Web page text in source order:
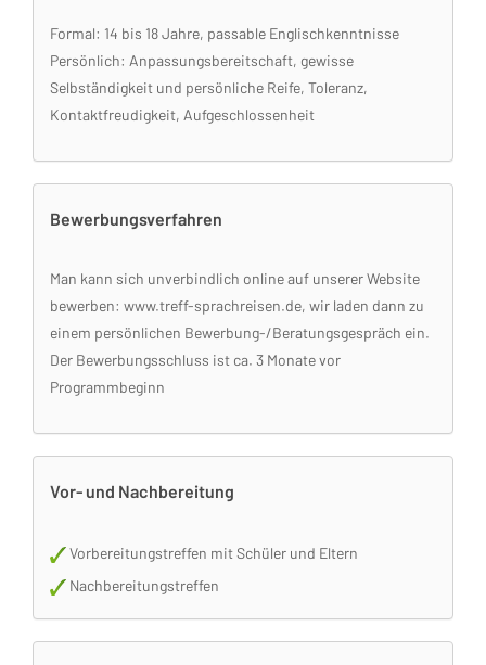
Formal: 14 bis 18 Jahre, passable Englischkenntnisse
Persönlich: Anpassungsbereitschaft, gewisse
Selbständigkeit und persönliche Reife, Toleranz,
Kontaktfreudigkeit, Aufgeschlossenheit
Bewerbungsverfahren
Man kann sich unverbindlich online auf unserer Website
bewerben: www.treff-sprachreisen.de, wir laden dann zu
einem persönlichen Bewerbung-/Beratungsgespräch ein.
Der Bewerbungsschluss ist ca. 3 Monate vor
Programmbeginn
Vor- und Nachbereitung
Vorbereitungstreffen mit Schüler und Eltern
Nachbereitungstreffen